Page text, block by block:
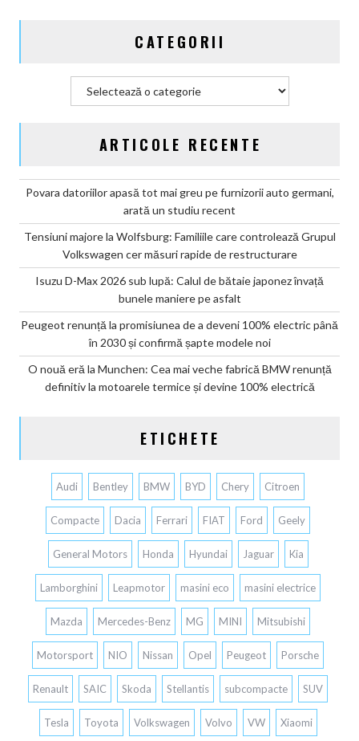
modele
CATEGORII
ARTICOLE RECENTE
Povara datoriilor apasă tot mai greu pe furnizorii auto germani,
arată un studiu recent
Tensiuni majore la Wolfsburg: Familiile care controlează Grupul
Volkswagen cer măsuri rapide de restructurare
Isuzu D-Max 2026 sub lupă: Calul de bătaie japonez învață
bunele maniere pe asfalt
Peugeot renunță la promisiunea de a deveni 100% electric până
în 2030 și confirmă șapte modele noi
O nouă eră la Munchen: Cea mai veche fabrică BMW renunță
definitiv la motoarele termice și devine 100% electrică
ETICHETE
Audi Bentley BMW BYD Chery Citroen
Compacte Dacia Ferrari FIAT Ford Geely
General Motors Honda Hyundai Jaguar Kia
Lamborghini Leapmotor masini eco masini electrice
Mazda Mercedes-Benz MG MINI Mitsubishi
Motorsport NIO Nissan Opel Peugeot Porsche
Renault SAIC Skoda Stellantis subcompacte SUV
Tesla Toyota Volkswagen Volvo VW Xiaomi